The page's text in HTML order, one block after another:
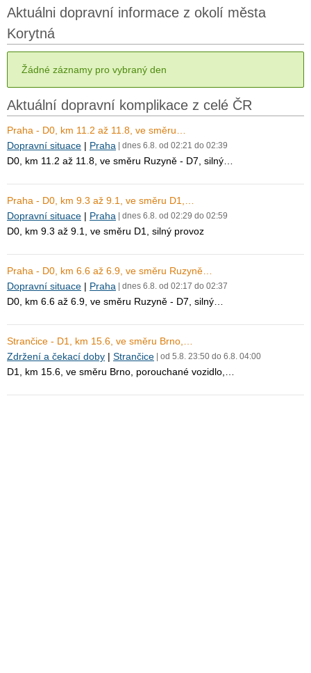
Aktuálni dopravní informace z okolí města
Korytná
Žádné záznamy pro vybraný den
Aktuální dopravní komplikace z celé ČR
Praha - D0, km 11.2 až 11.8, ve směru…
Dopravní situace | Praha | dnes 6.8. od 02:21 do 02:39
D0, km 11.2 až 11.8, ve směru Ruzyně - D7, silný…
Praha - D0, km 9.3 až 9.1, ve směru D1,…
Dopravní situace | Praha | dnes 6.8. od 02:29 do 02:59
D0, km 9.3 až 9.1, ve směru D1, silný provoz
Praha - D0, km 6.6 až 6.9, ve směru Ruzyně…
Dopravní situace | Praha | dnes 6.8. od 02:17 do 02:37
D0, km 6.6 až 6.9, ve směru Ruzyně - D7, silný…
Strančice - D1, km 15.6, ve směru Brno,…
Zdržení a čekací doby | Strančice | od 5.8. 23:50 do 6.8. 04:00
D1, km 15.6, ve směru Brno, porouchané vozidlo,…